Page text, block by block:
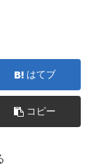
はてブ
コピー